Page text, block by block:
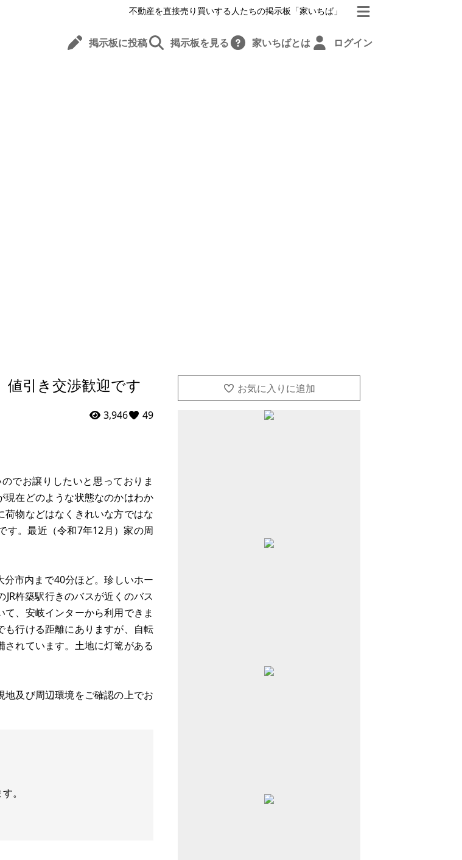
不動産を直接売り買いする人たちの掲示板「家いちば」
掲示板に投稿 掲示板を見る 家いちばとは ログイン
引き交渉歓迎です
3,946 49
でお譲りしたいと思っておりま
在どのような状態なのかはわか
物などはなくきれいな方ではな
す。最近（令和7年12月）家の周
市内まで40分ほど。珍しいホー
杵築駅行きのバスが近くのバス
、安岐インターから利用できま
行ける距離にありますが、自転
れています。土地に灯篭がある
及び周辺環境をご確認の上でお
。